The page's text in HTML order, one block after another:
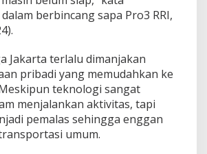
i
U
m
m
berbincang sapa Pro3 RRI,
Jakarta terlalu dimanjakan
pribadi yang memudahkan ke
teknologi sangat
menjalankan aktivitas, tapi
pemalas sehingga enggan
umum.